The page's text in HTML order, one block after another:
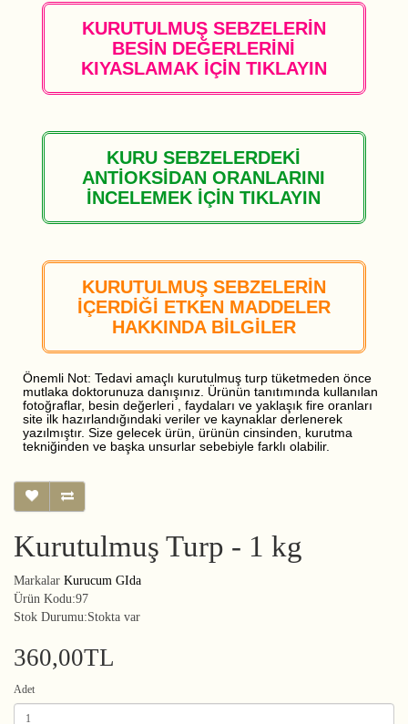
KURUTULMUŞ SEBZELERİN
BESİN DEĞERLERİNİ
KIYASLAMAK İÇİN TIKLAYIN
KURU SEBZELERDEKİ
ANTİOKSİDAN ORANLARINI
İNCELEMEK İÇİN TIKLAYIN
KURUTULMUŞ SEBZELERİN
İÇERDİĞİ ETKEN MADDELER
HAKKINDA BİLGİLER
Önemli Not: Tedavi amaçlı kurutulmuş turp tüketmeden önce
mutlaka doktorunuza danışınız. Ürünün tanıtımında kullanılan
fotoğraflar, besin değerleri , faydaları ve yaklaşık fire oranları
site ilk hazırlandığındaki veriler ve kaynaklar derlenerek
yazılmıştır. Size gelecek ürün, ürünün cinsinden, kurutma
tekniğinden ve başka unsurlar sebebiyle farklı olabilir.
Kurutulmuş Turp - 1 kg
Markalar Kurucum GIda
Ürün Kodu:97
Stok Durumu:Stokta var
360,00TL
Adet